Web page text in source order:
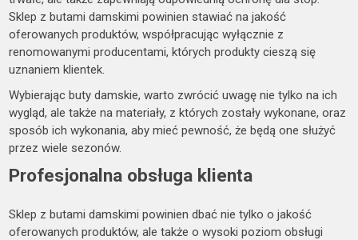
Sklep z butami damskimi powinien stawiać na jakość
oferowanych produktów, współpracując wyłącznie z
renomowanymi producentami, których produkty cieszą się
uznaniem klientek.
Wybierając buty damskie, warto zwrócić uwagę nie tylko na ich
wygląd, ale także na materiały, z których zostały wykonane, oraz
sposób ich wykonania, aby mieć pewność, że będą one służyć
przez wiele sezonów.
Profesjonalna obsługa klienta
Sklep z butami damskimi powinien dbać nie tylko o jakość
oferowanych produktów, ale także o wysoki poziom obsługi